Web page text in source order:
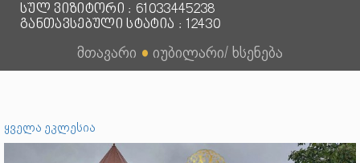
სულ ვიზიტორი : 61033445238
განთავსებული სტატია : 12430
მთავარი ● იუბილარი/ ხსენება
ყველა ეკლესია